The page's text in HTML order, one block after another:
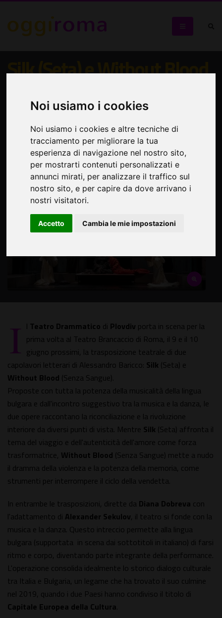
Noi usiamo i cookies
Noi usiamo i cookies e altre tecniche di
tracciamento per migliorare la tua
esperienza di navigazione nel nostro sito,
per mostrarti contenuti personalizzati e
annunci mirati, per analizzare il traffico sul
nostro sito, e per capire da dove arrivano i
nostri visitatori.
Accetto Cambia le mie impostazioni
Silk (Seta) e Without Blood
Il Teatro Drammatico di Plovdiv porta in scena due
capolavori di Alessandro Baricco
I l Teatro Drammatico di Plovdiv porta in scena per la
prima volta al Teatro Brancaccio di Roma, il 9 e il 10
giugno prossimi, la trasposizione teatrale di due
capolavori letterari di Alessandro Baricco: Silk (Seta) e
Without Blood (Senza Sangue).
Proposte con tutta la potenza della musicalità della lingua
bulgara e dall'incontro suggestivo tra la musica e la danza, le
due opere raccontano la riconciliazione e la rivoluzione
interiore da diversi punti di vista. Mentre Silk (Seta) affronta il
tema del viaggio e dell'autenticità dell'amore come forza
trasformatrice, Without Blood (Senza Sangue) mette a nudo
il dramma della violenza e la potenza della memoria, come
strumenti per interrompere il ciclo della vendetta.
In entrambe le trasposizioni, dirette da Diana Dobreva con
l'adattamento di Alexander Sekulov, il teatro si fonde con la
musica e la danza. Questo intreccio permette alla lingua
bulgara (supportata in scena dai sottotitoli in italiano) di farsi
ritmo e corpo, diventando parte integrante della performance.
L'operazione consolida idealmente lo storico dialogo culturale
tra Italia e Bulgaria, un legame che ha trovato il suo culmine
nel 2019, quando i due Paesi hanno condiviso il titolo di
Capitale Europea della Cultura.